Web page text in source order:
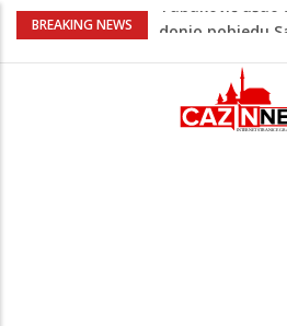
BREAKING NEWS
“Pečat slobodi
Unsko-sanskog
Porodica iz
gradonačelnik